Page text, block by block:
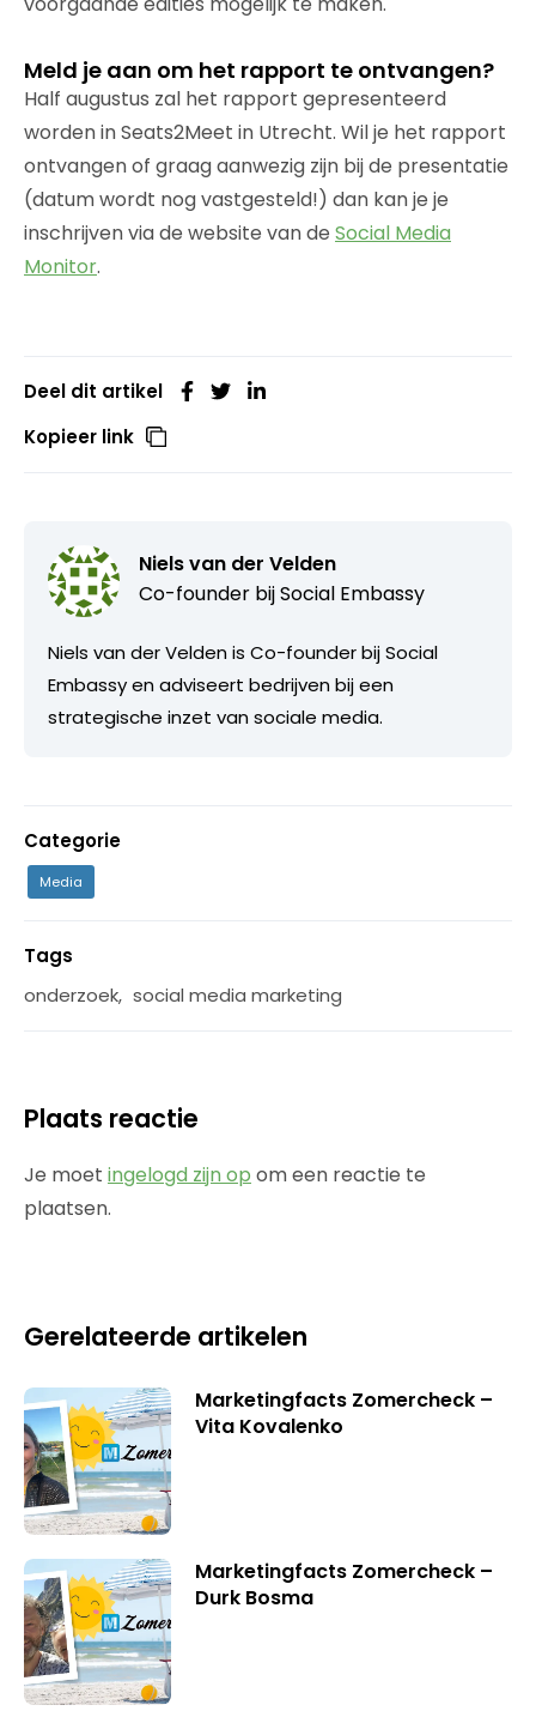
Meld je aan om het rapport te ontvangen?
Half augustus zal het rapport gepresenteerd
worden in Seats2Meet in Utrecht. Wil je het rapport
ontvangen of graag aanwezig zijn bij de presentatie
(datum wordt nog vastgesteld!) dan kan je je
inschrijven via de website van de Social Media
Monitor.
Deel dit artikel
Kopieer link
Niels van der Velden
Co-founder bijSocial Embassy
Niels van der Velden is Co-founder bij Social
Embassy en adviseert bedrijven bij een
strategische inzet van sociale media.
Categorie
Media
Tags
onderzoek, social media marketing
Plaats reactie
Je moet ingelogd zijn op om een reactie te
plaatsen.
Gerelateerde artikelen
Marketingfacts Zomercheck –
Vita Kovalenko
Marketingfacts Zomercheck –
Durk Bosma